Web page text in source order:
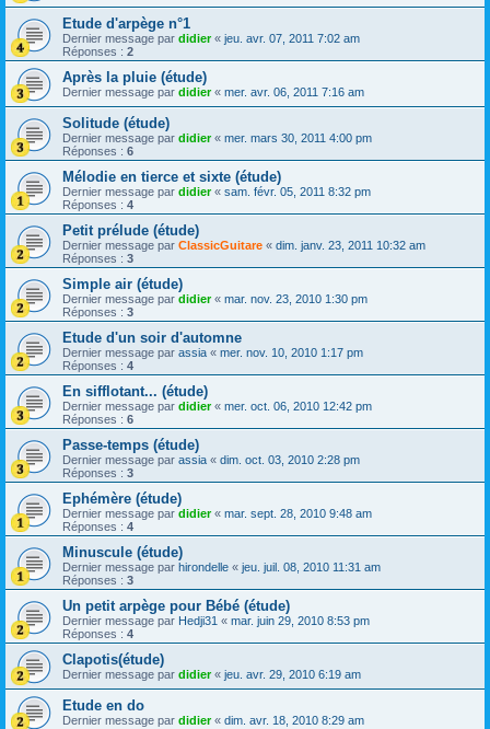
Etude d'arpège n°1
Dernier message par didier« jeu. avr. 07, 2011 7:02 am
Réponses : 2
Après la pluie (étude)
Dernier message par didier« mer. avr. 06, 2011 7:16 am
Solitude (étude)
Dernier message par didier« mer. mars 30, 2011 4:00 pm
Réponses : 6
Mélodie en tierce et sixte (étude)
Dernier message par didier« sam. févr. 05, 2011 8:32 pm
Réponses : 4
Petit prélude (étude)
Dernier message par ClassicGuitare « dim. janv. 23, 2011 10:32 am
Réponses : 3
Simple air (étude)
Dernier message par didier« mar. nov. 23, 2010 1:30 pm
Réponses : 3
Etude d'un soir d'automne
Dernier message par assia « mer. nov. 10, 2010 1:17 pm
Réponses : 4
En sifflotant... (étude)
Dernier message par didier« mer. oct. 06, 2010 12:42 pm
Réponses : 6
Passe-temps (étude)
Dernier message par assia « dim. oct. 03, 2010 2:28 pm
Réponses : 3
Ephémère (étude)
Dernier message par didier« mar. sept. 28, 2010 9:48 am
Réponses : 4
Minuscule (étude)
Dernier message par hirondelle « jeu. juil. 08, 2010 11:31 am
Réponses : 3
Un petit arpège pour Bébé (étude)
Dernier message par Hedji31 « mar. juin 29, 2010 8:53 pm
Réponses : 4
Clapotis(étude)
Dernier message par didier« jeu. avr. 29, 2010 6:19 am
Etude en do
Dernier message par didier« dim. avr. 18, 2010 8:29 am